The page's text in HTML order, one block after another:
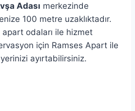
Adası merkezinde
100 metre uzaklıktadır.
odaları ile hizmet
için Ramses Apart ile
ayırtabilirsiniz.